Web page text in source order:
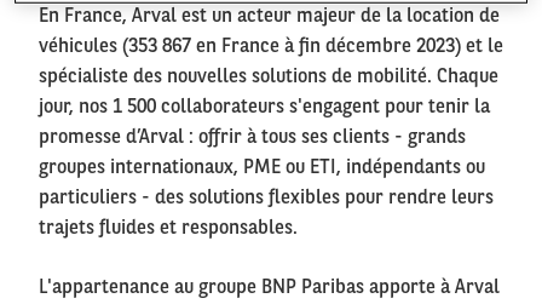
En France, Arval est un acteur majeur de la location de
véhicules (353 867 en France à fin décembre 2023) et le
spécialiste des nouvelles solutions de mobilité. Chaque
jour, nos 1 500 collaborateurs s'engagent pour tenir la
promesse d’Arval : offrir à tous ses clients - grands
groupes internationaux, PME ou ETI, indépendants ou
particuliers - des solutions flexibles pour rendre leurs
trajets fluides et responsables.
L'appartenance au groupe BNP Paribas apporte à Arval